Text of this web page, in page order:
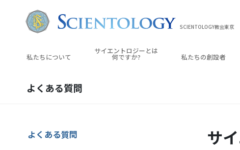
SCIENTOLOGY教会東京
私たちについて
サイエントロジーとは
何ですか? 私たちの創設者
よくある質問
サ
よくある質問